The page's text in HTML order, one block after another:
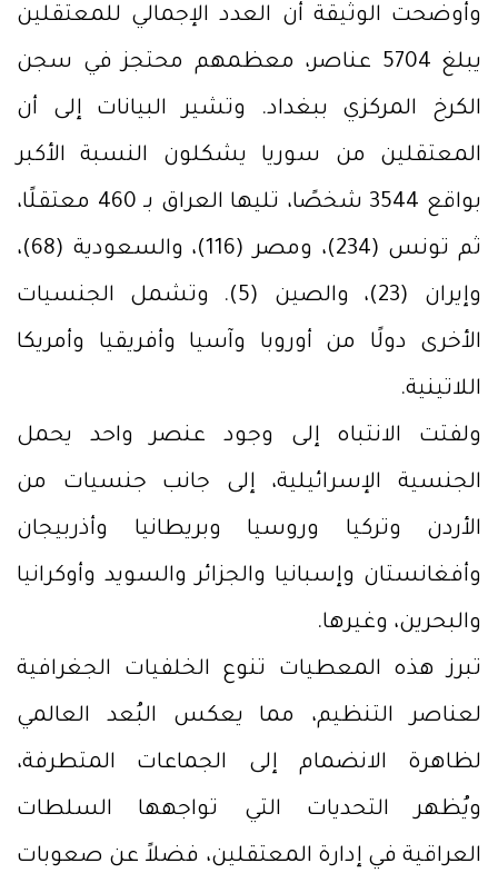
وأوضحت الوثيقة أن العدد الإجمالي للمعتقلين
يبلغ 5704 عناصر، معظمهم محتجز في سجن
الكرخ المركزي ببغداد. وتشير البيانات إلى أن
المعتقلين من سوريا يشكلون النسبة الأكبر
بواقع 3544 شخصًا، تليها العراق بـ 460 معتقلًا،
ثم تونس (234)، ومصر (116)، والسعودية (68)،
وإيران (23)، والصين (5). وتشمل الجنسيات
الأخرى دولًا من أوروبا وآسيا وأفريقيا وأمريكا
اللاتينية.
ولفتت الانتباه إلى وجود عنصر واحد يحمل
الجنسية الإسرائيلية، إلى جانب جنسيات من
الأردن وتركيا وروسيا وبريطانيا وأذربيجان
وأفغانستان وإسبانيا والجزائر والسويد وأوكرانيا
والبحرين، وغيرها.
تبرز هذه المعطيات تنوع الخلفيات الجغرافية
لعناصر التنظيم، مما يعكس البُعد العالمي
لظاهرة الانضمام إلى الجماعات المتطرفة،
ويُظهر التحديات التي تواجهها السلطات
العراقية في إدارة المعتقلين، فضلاً عن صعوبات